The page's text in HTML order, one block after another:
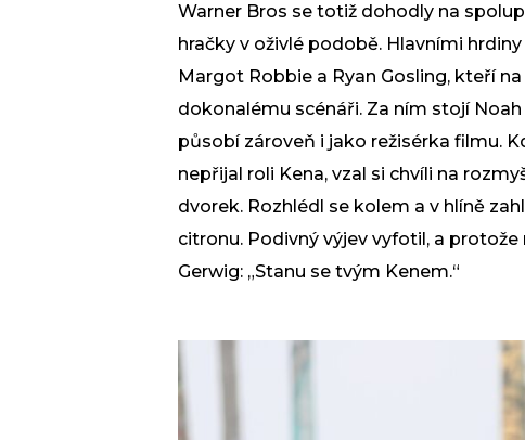
Warner Bros se totiž dohodly na
hračky v oživlé podobě. Hlavními
Margot Robbie a Ryan Gosling, kteří
dokonalému scénáři. Za ním stojí
působí zároveň i jako režisérka filmu.
nepřijal roli Kena, vzal si chvíli na
dvorek. Rozhlédl se kolem a v hlíně
citronu. Podivný výjev vyfotil, a
Gerwig: „Stanu se tvým Kenem.“